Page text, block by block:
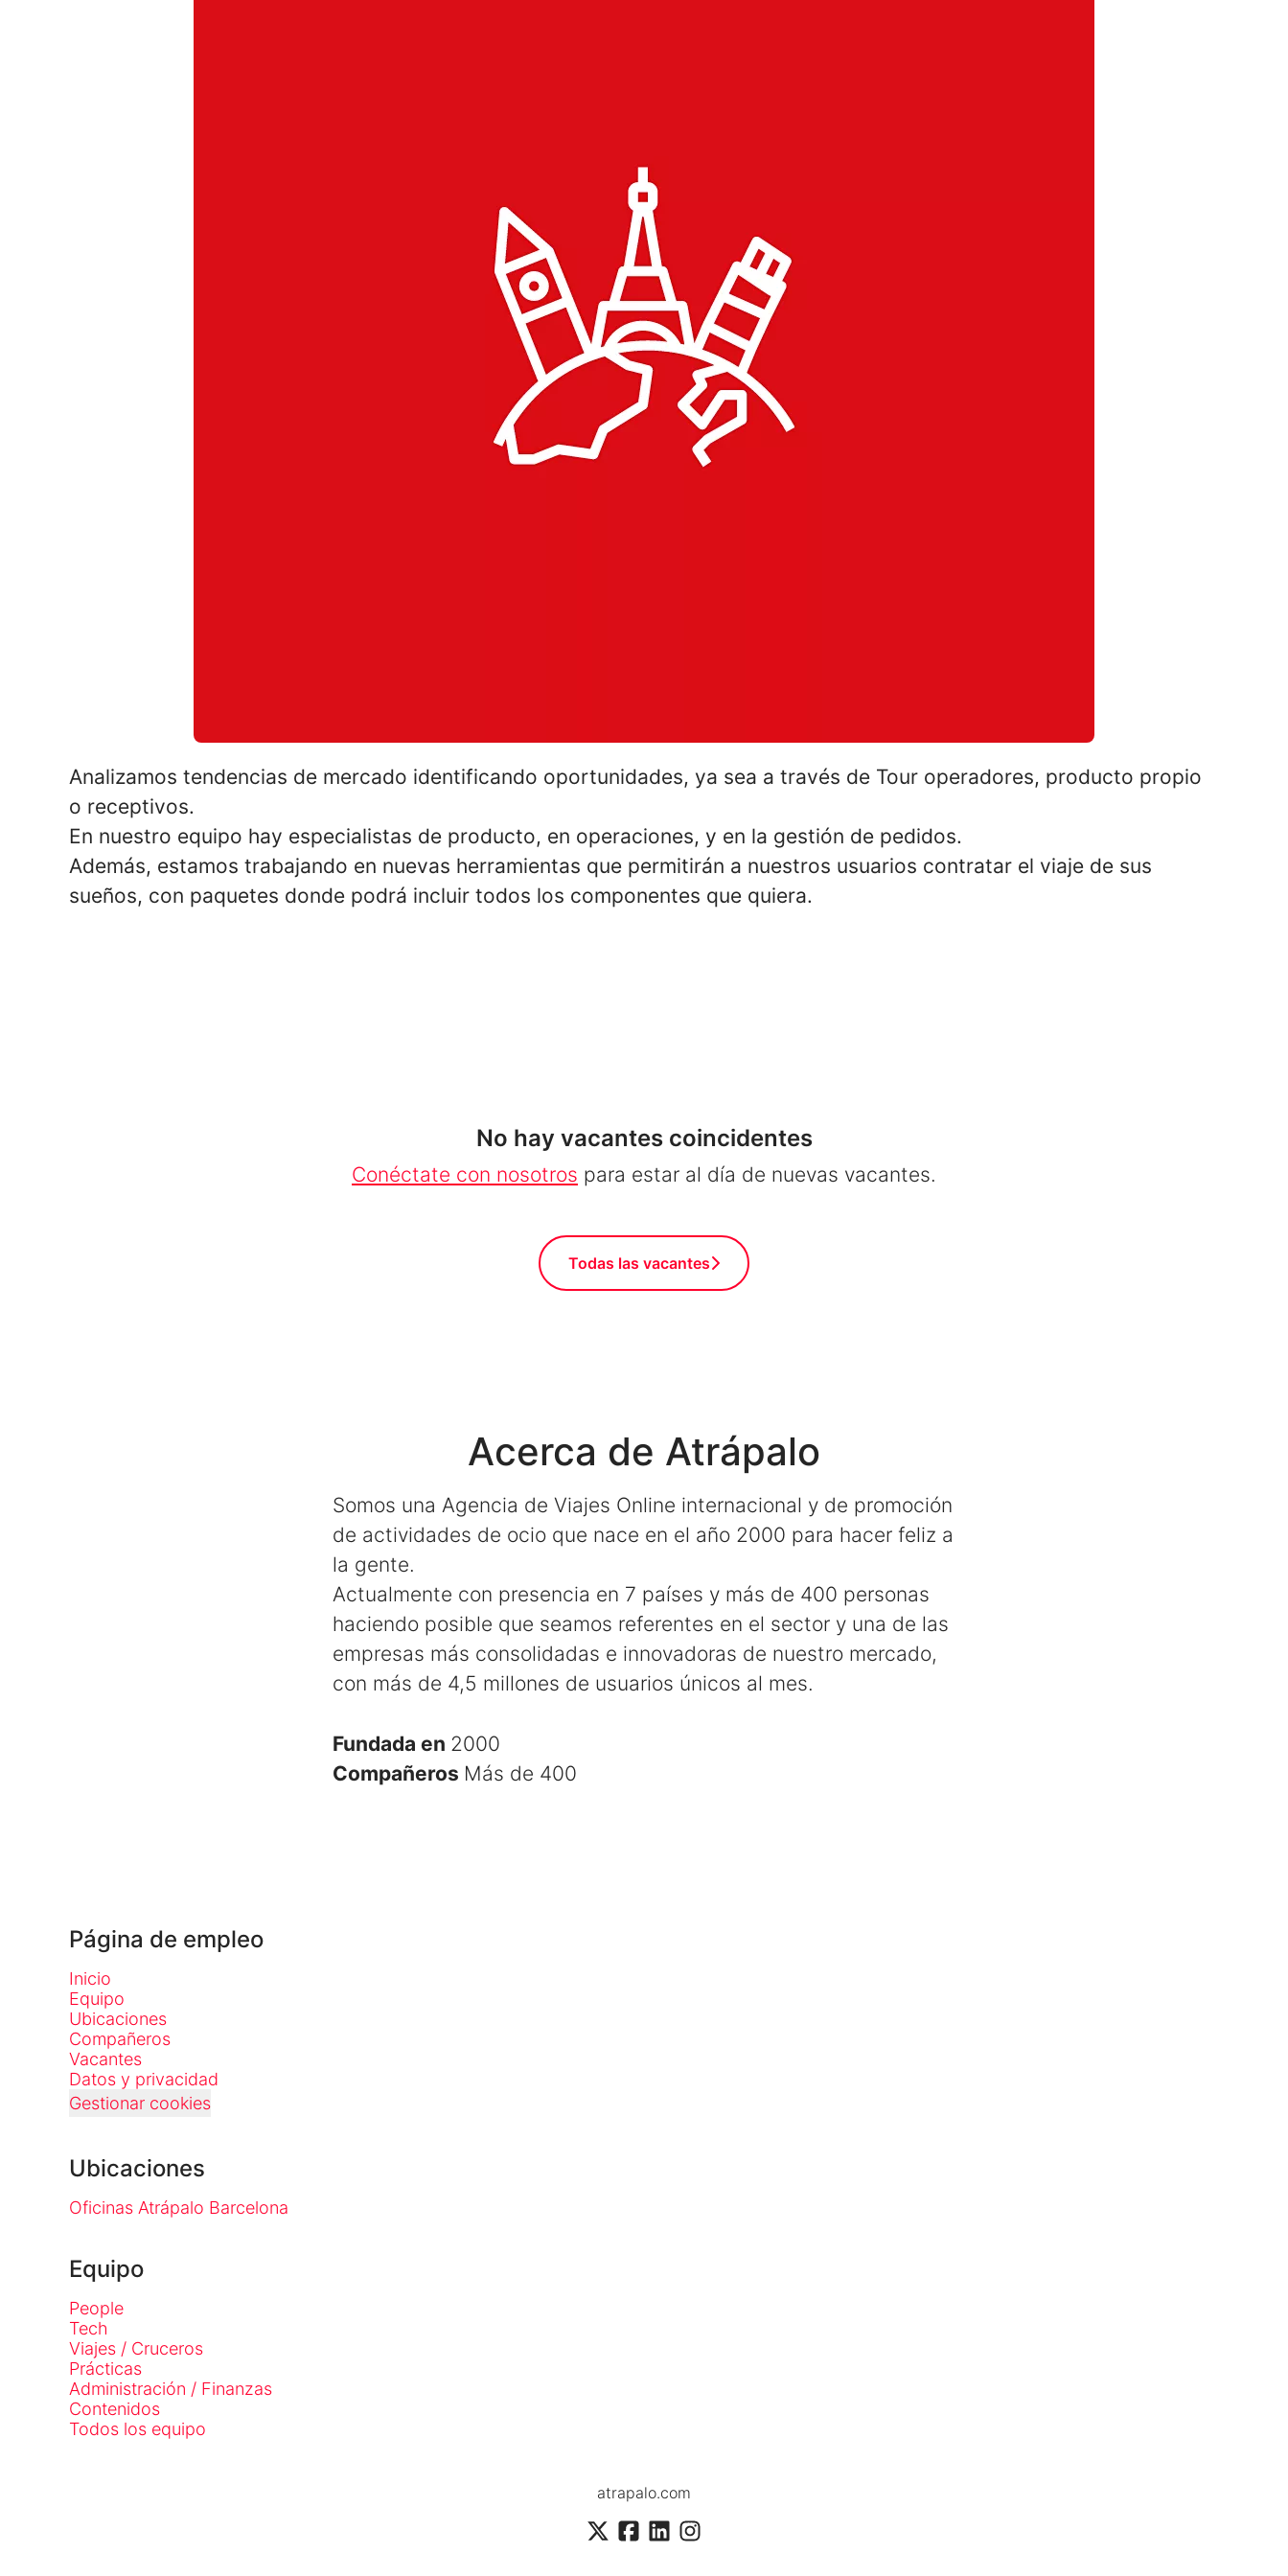
Analizamos tendencias de mercado identificando oportunidades, ya sea a través de Tour operadores, producto propio
o receptivos.
En nuestro equipo hay especialistas de producto, en operaciones, y en la gestión de pedidos.
Además, estamos trabajando en nuevas herramientas que permitirán a nuestros usuarios contratar el viaje de sus
sueños, con paquetes donde podrá incluir todos los componentes que quiera.
No hay vacantes coincidentes
Conéctate con nosotros para estar al día de nuevas vacantes.
Todas las vacantes
Acerca de Atrápalo
Somos una Agencia de Viajes Online internacional y de promoción
de actividades de ocio que nace en el año 2000 para hacer feliz a
la gente.
Actualmente con presencia en 7 países y más de 400 personas
haciendo posible que seamos referentes en el sector y una de las
empresas más consolidadas e innovadoras de nuestro mercado,
con más de 4,5 millones de usuarios únicos al mes.
Fundada en 2000
Compañeros Más de 400
Página de empleo
Inicio
Equipo
Ubicaciones
Compañeros
Vacantes
Datos y privacidad
Gestionar cookies
Ubicaciones
Oficinas Atrápalo Barcelona
Equipo
People
Tech
Viajes / Cruceros
Prácticas
Administración / Finanzas
Contenidos
Todos los equipo
atrapalo.com